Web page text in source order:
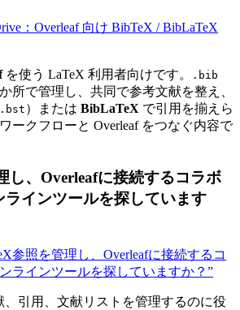
：Overleaf 向け BibTeX / BibLaTeX
を使う LaTeX 利用者向けです。 .bib
所で管理し、共同で参考文献を整え、
.bst ）または BibLaTeX で引用を揃えら
ークフローと Overleaf をつなぐ内容で
し、Overleafに接続するコラボ
ラインツールを探しています
参照を管理し、Overleafに接続するコ
ラインツールを探していますか？”
、引用、文献リストを管理するのに役